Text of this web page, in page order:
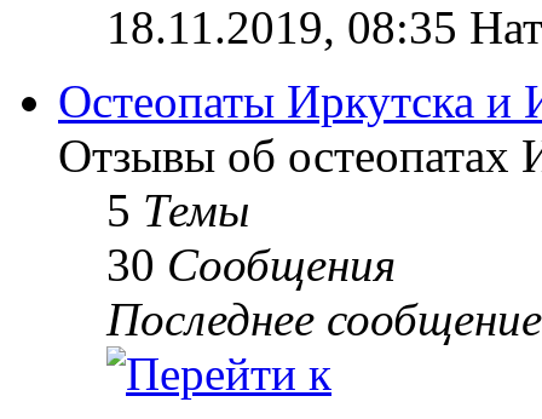
18.11.2019, 08:35
Остеопаты Иркутска и
Отзывы об остеопатах
5 Темы
30 Сообщения
Последнее сообщение